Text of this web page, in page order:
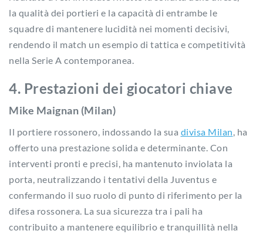
la qualità dei portieri e la capacità di entrambe le
squadre di mantenere lucidità nei momenti decisivi,
rendendo il match un esempio di tattica e competitività
nella Serie A contemporanea.
4. Prestazioni dei giocatori chiave
Mike Maignan (Milan)
Il portiere rossonero, indossando la sua divisa Milan, ha
offerto una prestazione solida e determinante. Con
interventi pronti e precisi, ha mantenuto inviolata la
porta, neutralizzando i tentativi della Juventus e
confermando il suo ruolo di punto di riferimento per la
difesa rossonera. La sua sicurezza tra i pali ha
contribuito a mantenere equilibrio e tranquillità nella